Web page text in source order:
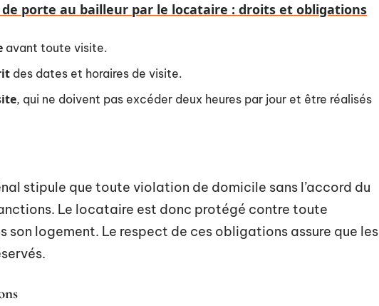
porte au bailleur par le locataire : droits et obligations
avant toute visite.
des dates et horaires de visite.
, qui ne doivent pas excéder deux heures par jour et être réalisés
stipule que toute violation de domicile sans l’accord du
Le locataire est donc protégé contre toute
son logement. Le respect de ces obligations assure que les